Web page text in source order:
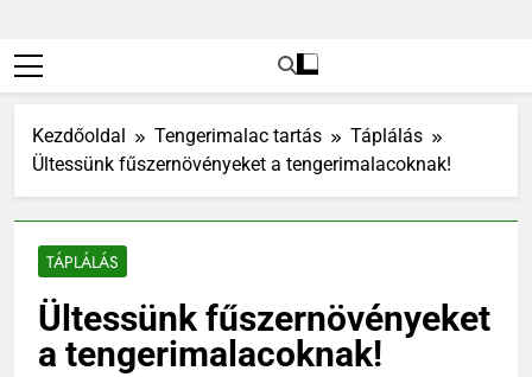
Kezdőoldal Tengerimalac tartás
Táplálás
Ültessünk fűszernövényeket a tengerimalacoknak!
TÁPLÁLÁS
Ültessünk fűszernövényeket
a tengerimalacoknak!